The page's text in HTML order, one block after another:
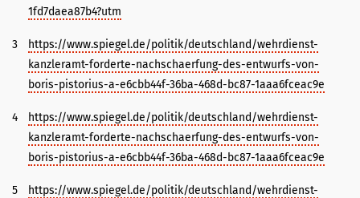
1fd7daea87b4?utm
3
https://www.spiegel.de/politik/deutschland/wehrdienst-
kanzleramt-forderte-nachschaerfung-des-entwurfs-von-
boris-pistorius-a-e6cbb44f-36ba-468d-bc87-1aaa6fceac9e
4
https://www.spiegel.de/politik/deutschland/wehrdienst-
kanzleramt-forderte-nachschaerfung-des-entwurfs-von-
boris-pistorius-a-e6cbb44f-36ba-468d-bc87-1aaa6fceac9e
5
https://www.spiegel.de/politik/deutschland/wehrdienst-